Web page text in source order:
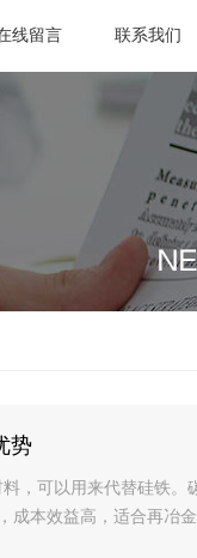
线留言 联系我们
势
，可以用来代替硅铁。
成本效益高，适合再冶